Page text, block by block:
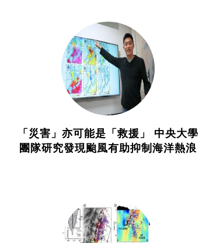
「災害」亦可能是「救援」 中央大學
團隊研究發現颱風有助抑制海洋熱浪